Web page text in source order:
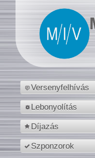
Versenyfelhívás
Lebonyolítás
Díjazás
Szponzorok